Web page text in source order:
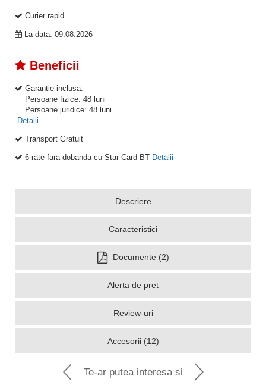
Curier rapid
La data: 09.08.2026
Beneficii
Garantie inclusa:
Persoane fizice: 48 luni
Persoane juridice: 48 luni
Detalii
Transport Gratuit
6 rate fara dobanda cu Star Card BT Detalii
Descriere
Caracteristici
Documente (2)
Alerta de pret
Review-uri
Accesorii (12)
Te-ar putea interesa si